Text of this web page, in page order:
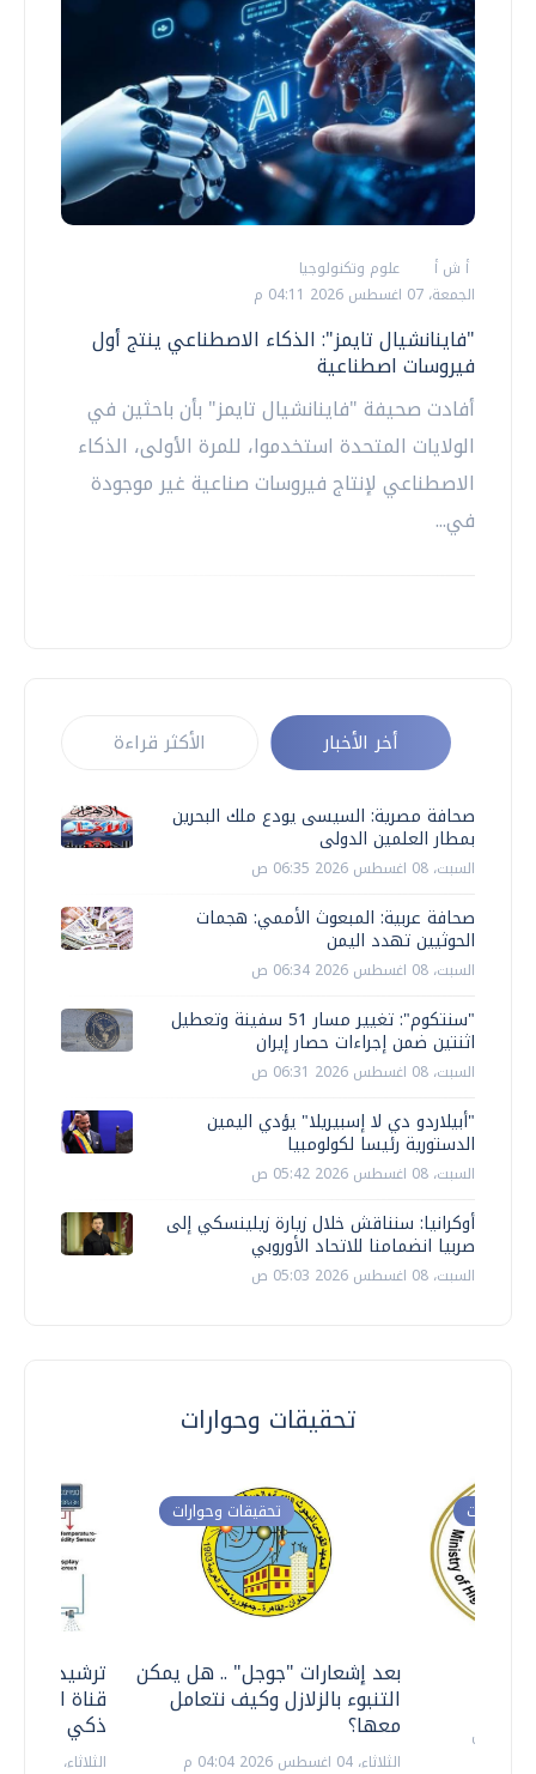
أ ش أ
علوم وتكنولوجيا
الجمعة، 07 اغسطس 2026 04:11 م
"فاينانشيال تايمز": الذكاء الاصطناعي ينتج أول
فيروسات اصطناعية
أفادت صحيفة "فاينانشيال تايمز" بأن باحثين في
الولايات المتحدة استخدموا، للمرة الأولى، الذكاء
الاصطناعي لإنتاج فيروسات صناعية غير موجودة
في...
أخر الأخبار الأكثر قراءة
صحافة مصرية: السيسى يودع ملك البحرين
بمطار العلمين الدولى
السبت، 08 اغسطس 2026 06:35 ص
صحافة عربية: المبعوث الأممي: هجمات
الحوثيين تهدد اليمن
السبت، 08 اغسطس 2026 06:34 ص
"سنتكوم": تغيير مسار 51 سفينة وتعطيل
اثنتين ضمن إجراءات حصار إيران
السبت، 08 اغسطس 2026 06:31 ص
"أبيلاردو دي لا إسبيريلا" يؤدي اليمين
الدستورية رئيسا لكولومبيا
السبت، 08 اغسطس 2026 05:42 ص
أوكرانيا: سنناقش خلال زيارة زيلينسكي إلى
صربيا انضمامنا للاتحاد الأوروبي
السبت، 08 اغسطس 2026 05:03 ص
تحقيقات وحوارات
ترشيدا
قناة
ذكي
الثلاثاء، 14 يوليو 2026 06:11 م
تحقيقات وحوارات
بعد إشعارات "جوجل" .. هل يمكن
التنبوء بالزلازل وكيف نتعامل
معها؟
الثلاثاء، 04 اغسطس 2026 04:04 م
وحوارات